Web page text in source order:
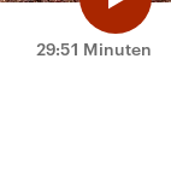
29:51 Minuten